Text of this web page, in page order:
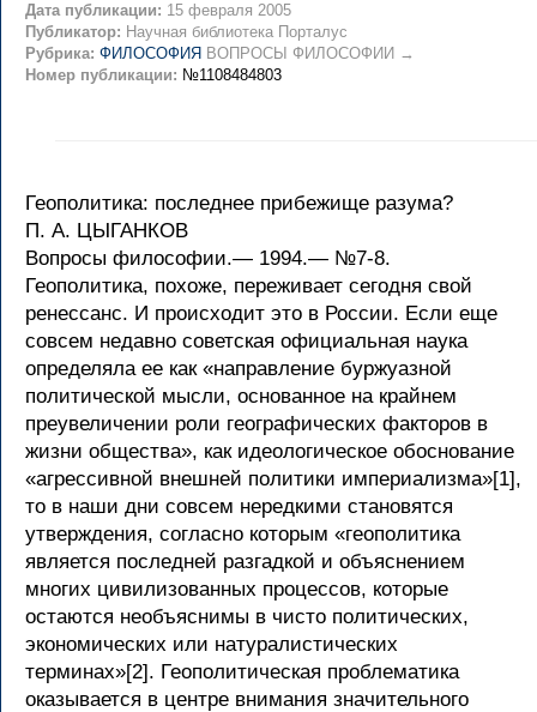
Дата публикации: 15 февраля 2005
Публикатор: Научная библиотека Порталус
Рубрика: ФИЛОСОФИЯ ВОПРОСЫ ФИЛОСОФИИ →
Номер публикации: №1108484803
Геополитика: последнее прибежище разума?
П. А. ЦЫГАНКОВ
Вопросы философии.— 1994.— №7-8.
Геополитика, похоже, переживает сегодня свой
ренессанс. И происходит это в России. Если еще
совсем недавно советская официальная наука
определяла ее как «направление буржуазной
политической мысли, основанное на крайнем
преувеличении роли географических факторов в
жизни общества», как идеологическое обоснование
«агрессивной внешней политики империализма»[1],
то в наши дни совсем нередкими становятся
утверждения, согласно которым «геополитика
является последней разгадкой и объяснением
многих цивилизованных процессов, которые
остаются необъяснимы в чисто политических,
экономических или натуралистических
терминах»[2]. Геополитическая проблематика
оказывается в центре внимания значительного